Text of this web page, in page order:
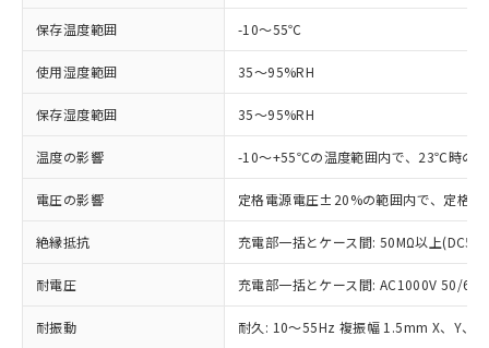
保存温度範囲 -10～55℃
使用湿度範囲 35～95%RH
保存湿度範囲 35～95%RH
温度の影響 -10～+55℃の温度範囲内で、23℃時の
電圧の影響 定格電源電圧±20%の範囲内で、定格
絶縁抵抗 充電部一括とケース間: 50MΩ以上
耐電圧 充電部一括とケース間: AC1000V 50/
耐振動 耐久: 10～55Hz 複振幅 1.5mm X、Y、Z
以下の条件をお読みいただき、同意のうえ
ご利用ください。
商品の当社在庫状況および標準価格
(税抜)を提供させていただくもので
当社制御機器事業取扱商品の中には、
本サービスの対象外となる商品もある
ことをご了承ください。
在庫状況および標準価格照会結果は、
記載している更新日時点での社内デー
タに基づき作成されるものであり、閲
覧された時点での実際の在庫および標
対応予定なし：EU RoHS指令（10物質）の
非含有に非対応の商品で、対応品を出す予
定はありません。
調査・確認中：EU RoHS指令（10物質）の
非含有の対応状況を調査中または確認中の
非該当品：ライセンス料など無形物で、有
害物質有無と関係のない商品です。
仕入先様の事情により、非含有部品として
いたものが、含有品と判明した場合などや
むを得ず変更することがあります。
※1 中国RoHS○×表
「○」：最大均質材料含有率が中国RoHSの
基準値以下であることを示します。
「×」：最大均質材料含有率が中国RoHSの
基準値を超えていることを示します。
「－」：未確認です。当社販売部門へお問
*中国RoHS10物質の基準値 (GB/T26572)：
Pb(鉛) :1000ppm、 Hg(水銀) : 1000ppm、 Cd(カドミウ
当社は、これら貴社製品のうち、外国
為替および外国貿易法に定める商品
（以下｢規制貨物等」という）を輸出
または国外への提供する場合は、日本
国政府の輸出許可(または役務取引許